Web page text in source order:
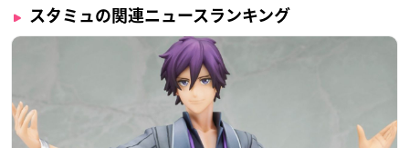
スタミュの関連ニュースランキング